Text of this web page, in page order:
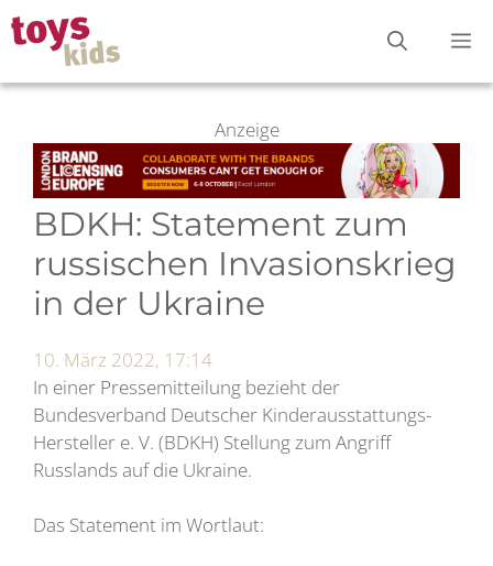
Zum
Inhalt
springen
Anzeige
BDKH: Statement zum
russischen Invasionskrieg
in der Ukraine
10. März 2022, 17:14
In einer Pressemitteilung bezieht der
Bundesverband Deutscher Kinderausstattungs-
Hersteller e. V. (BDKH) Stellung zum Angriff
Russlands auf die Ukraine.
Das Statement im Wortlaut: